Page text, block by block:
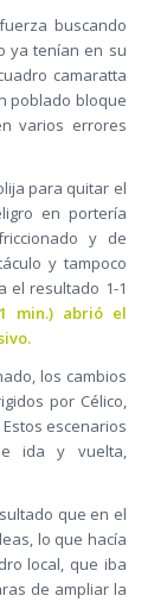
buscando
ya tenían en su
camaratta
poblado bloque
varios errores
para quitar el
en portería
y de
y tampoco
el resultado 1-1
min.) abrió el
los cambios
por Célico,
escenarios
ida y vuelta,
que en el
lo que hacía
local, que iba
de ampliar la